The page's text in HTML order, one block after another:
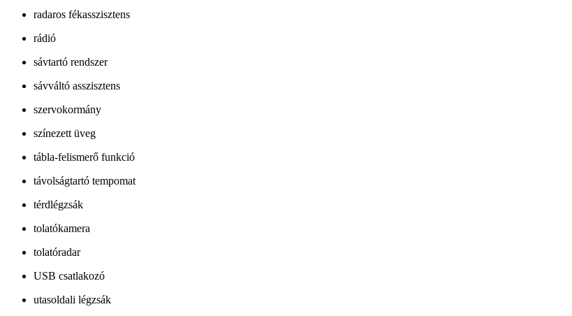
radaros fékasszisztens
rádió
sávtartó rendszer
sávváltó asszisztens
szervokormány
színezett üveg
tábla-felismerő funkció
távolságtartó tempomat
térdlégzsák
tolatókamera
tolatóradar
USB csatlakozó
utasoldali légzsák